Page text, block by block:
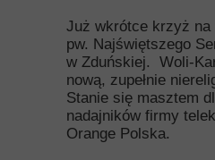
Już wkrótce krzyż na
pw. Najświętszego
w Zduńskiej. Woli-
nową, zupełnie
Stanie się masztem
nadajników firmy
Orange Polska.